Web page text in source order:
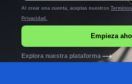
Al crear una cuenta, aceptas nuestros
Privacidad.
Explora nuestra plataforma